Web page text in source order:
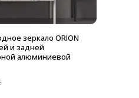
зеркало ORION
и задней
алюминиевой